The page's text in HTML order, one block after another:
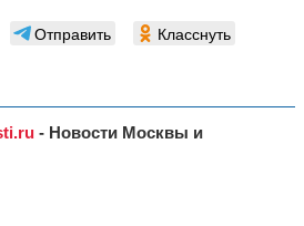
Отправить Класснуть
- Новости Москвы и